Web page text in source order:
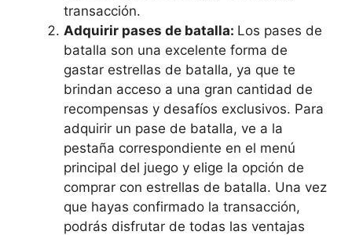
transacción.
Adquirir pases‍ de batalla: Los pases de
batalla‌ son‍ una​ excelente forma de
gastar estrellas de⁢ batalla, ya que ⁣te⁤
brindan⁤ acceso ‌a ‌una gran cantidad de
recompensas ⁤y desafíos exclusivos. Para
adquirir un pase de⁤ batalla, ve a la
pestaña correspondiente en ‌el menú
principal del juego ⁤y elige la ⁢opción de⁣
comprar con estrellas de⁤ batalla. ​Una vez
que hayas ⁤confirmado la transacción,
podrás​ disfrutar ​de todas ⁤las ventajas ​